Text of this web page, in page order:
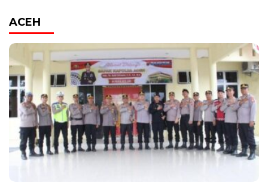
ACEH